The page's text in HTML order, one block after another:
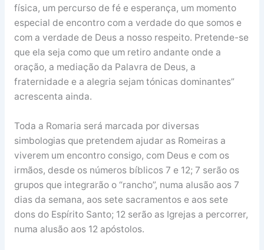
física, um percurso de fé e esperança, um momento
especial de encontro com a verdade do que somos e
com a verdade de Deus a nosso respeito. Pretende-se
que ela seja como que um retiro andante onde a
oração, a mediação da Palavra de Deus, a
fraternidade e a alegria sejam tónicas dominantes”
acrescenta ainda.
Toda a Romaria será marcada por diversas
simbologias que pretendem ajudar as Romeiras a
viverem um encontro consigo, com Deus e com os
irmãos, desde os números bíblicos 7 e 12; 7 serão os
grupos que integrarão o “rancho”, numa alusão aos 7
dias da semana, aos sete sacramentos e aos sete
dons do Espírito Santo; 12 serão as Igrejas a percorrer,
numa alusão aos 12 apóstolos.